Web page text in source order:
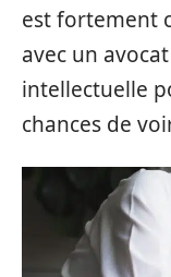
est fortement
avec un
intellectuelle
chances de